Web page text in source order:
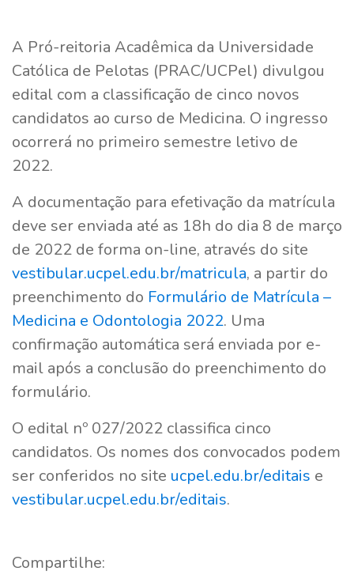
A Pró-reitoria Acadêmica da Universidade
Católica de Pelotas (PRAC/UCPel) divulgou
edital com a classificação de cinco novos
candidatos ao curso de Medicina. O ingresso
ocorrerá no primeiro semestre letivo de
2022.
A documentação para efetivação da matrícula
deve ser enviada até as 18h do dia 8 de março
de 2022 de forma on-line, através do site
vestibular.ucpel.edu.br/matricula, a partir do
preenchimento do Formulário de Matrícula –
Medicina e Odontologia 2022. Uma
confirmação automática será enviada por e-
mail após a conclusão do preenchimento do
formulário.
O edital nº 027/2022 classifica cinco
candidatos. Os nomes dos convocados podem
ser conferidos no site ucpel.edu.br/editais e
vestibular.ucpel.edu.br/editais.
Compartilhe: